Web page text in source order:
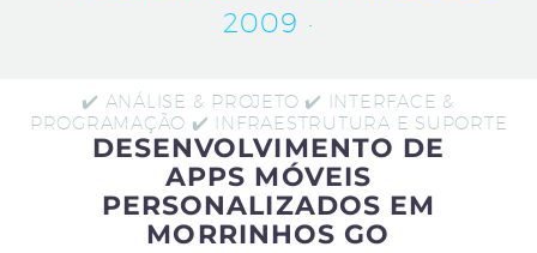
2009 ·
✔️ ANÁLISE & PROJETO ✔️ INTERFACE &
PROGRAMAÇÃO ✔️ INFRAESTRUTURA E SUPORTE
DESENVOLVIMENTO DE
APPS MÓVEIS
PERSONALIZADOS EM
MORRINHOS GO